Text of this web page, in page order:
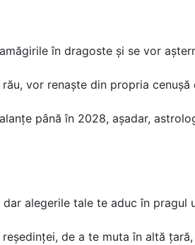
în dragoste și se vor
vor renaște din propria cenușă
până în 2028, așadar,
alegerile tale te aduc în pragul
de a te muta în altă